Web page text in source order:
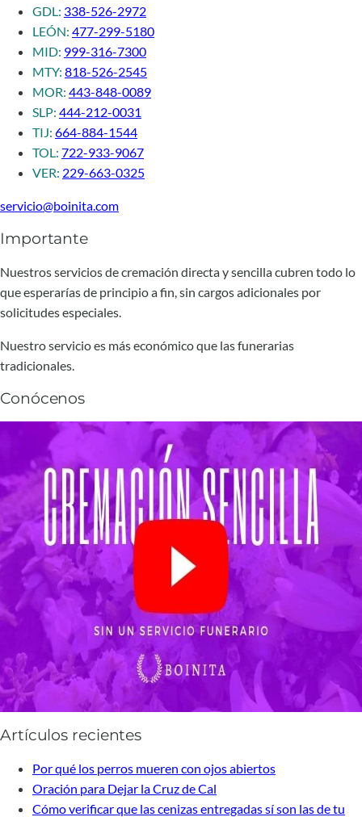
GDL: 338-526-2972
LEÓN: 477-299-5180
MID: 999-316-7300
MTY: 818-526-2545
MOR: 443-848-0089
SLP: 444-212-0031
TIJ: 664-884-1544
TOL: 722-933-9067
VER: 229-663-0325
servicio@boinita.com
Importante
Nuestros servicios de cremación directa y sencilla cubren todo lo
que esperarías de principio a fin, sin cargos adicionales por
solicitudes especiales.
Nuestro servicio es más económico que las funerarias
tradicionales.
Conócenos
Artículos recientes
Por qué los perros mueren con ojos abiertos
Oración para Dejar la Cruz de Cal
Cómo verificar que las cenizas entregadas sí son las de tu